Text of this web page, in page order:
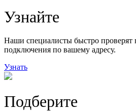
29
Узнайте
Наши специалисты быстро проверят
подключения по вашему адресу.
Узнать
Подберите